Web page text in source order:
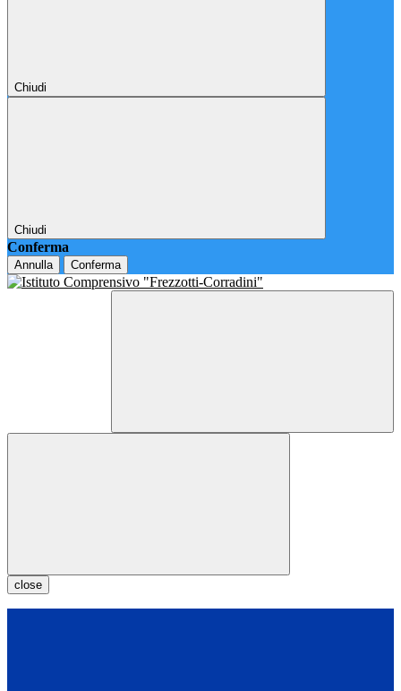
Chiudi
Chiudi
Conferma
Annulla Conferma
close